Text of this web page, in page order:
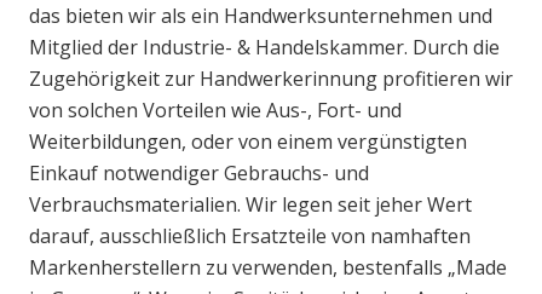
das bieten wir als ein Handwerksunternehmen und
Mitglied der Industrie- & Handelskammer. Durch die
Zugehörigkeit zur Handwerkerinnung profitieren wir
von solchen Vorteilen wie Aus-, Fort- und
Weiterbildungen, oder von einem vergünstigten
Einkauf notwendiger Gebrauchs- und
Verbrauchsmaterialien. Wir legen seit jeher Wert
darauf, ausschließlich Ersatzteile von namhaften
Markenherstellern zu verwenden, bestenfalls „Made